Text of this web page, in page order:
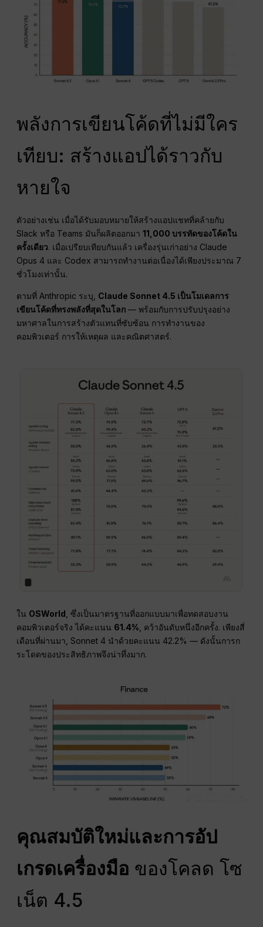
พลังการเขียนโค้ดที่ไม่มีใคร
เทียบ: สร้างแอปได้ราวกับ
หายใจ
ตัวอย่างเช่น เมื่อได้รับมอบหมายให้สร้างแอปแชทที่คล้ายกับ
Slack หรือ Teams มันก็ผลิตออกมา11,000 บรรทัดของโค้ดใน
ครั้งเดียว. เมื่อเปรียบเทียบกันแล้ว เครื่องรุ่นเก่าอย่าง Claude
Opus 4 และ Codex สามารถทำงานต่อเนื่องได้เพียงประมาณ 7
ชั่วโมงเท่านั้น.
ตามที่ Anthropic ระบุ, Claude Sonnet 4.5 เป็นโมเดลการ
เขียนโค้ดที่ทรงพลังที่สุดในโลก — พร้อมกับการปรับปรุงอย่าง
มหาศาลในการสร้างตัวแทนที่ซับซ้อน การทำงานของ
คอมพิวเตอร์ การให้เหตุผล และคณิตศาสตร์.
ใน OSWorld , ซึ่งเป็นมาตรฐานที่ออกแบบมาเพื่อทดสอบงาน
คอมพิวเตอร์จริง ได้คะแนน 61.4% , คว้าอันดับหนึ่งอีกครั้ง. เพียงสี่
เดือนที่ผ่านมา, Sonnet 4 นำด้วยคะแนน 42.2% — ดังนั้นการก
ระโดดของประสิทธิภาพจึงน่าทึ่งมาก.
คุณสมบัติใหม่และการอัป
เกรดเครื่องมือ ของโคลด โซ
เน็ต 4.5